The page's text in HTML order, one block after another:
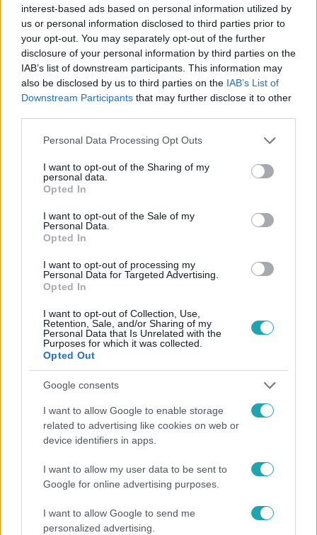
interest-based ads based on personal information utilized by
us or personal information disclosed to third parties prior to
your opt-out. You may separately opt-out of the further
disclosure of your personal information by third parties on the
IAB’s list of downstream participants. This information may
also be disclosed by us to third parties on the IAB’s List of
Downstream Participants that may further disclose it to other
Please note that this website/app uses one or more Google
not limited to your visit or usage behaviour. You may click to
grant or deny consent to Google and its third-party tags to
use your data for below specified purposes in below Google
consent section.
Personal Data Processing Opt Outs
I want to opt-out of the Sharing of my
personal data.
Opted In
I want to opt-out of the Sale of my
Personal Data.
Opted In
I want to opt-out of processing my
Personal Data for Targeted Advertising.
Opted In
I want to opt-out of Collection, Use,
Retention, Sale, and/or Sharing of my
Personal Data that Is Unrelated with the
Purposes for which it was collected.
Opted Out
Google consents
I want to allow Google to enable storage
related to advertising like cookies on web or
device identifiers in apps.
I want to allow my user data to be sent to
Google for online advertising purposes.
I want to allow Google to send me
personalized advertising.
Követem
HÍRADÓ #BELFÖLD #BALESET ITTAS SOFŐR
Népszerű